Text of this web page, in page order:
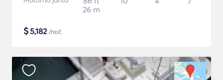
26 m
$5,182/noč